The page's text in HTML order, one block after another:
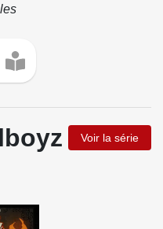
Voir la série